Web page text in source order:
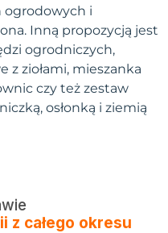
ogrodowych i
Inną propozycją jest
ogrodniczych,
ziołami, mieszanka
czy też zestaw
osłonką i ziemią
z całego okresu